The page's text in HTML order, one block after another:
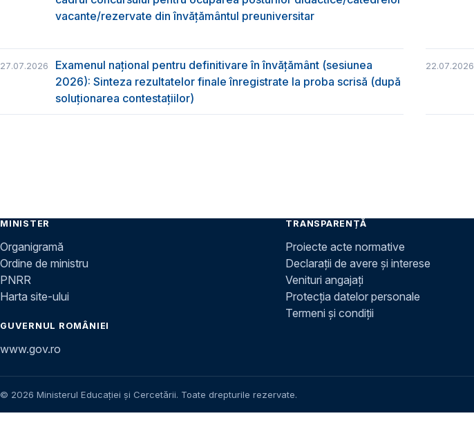
vacante/rezervate din învăţământul preuniversitar
27.07.2026
Examenul național pentru definitivare în învățământ (sesiunea
2026): Sinteza rezultatelor finale înregistrate la proba scrisă (după
soluționarea contestațiilor)
22.07.2026
MINISTER
Organigramă
Ordine de ministru
PNRR
Harta site-ului
GUVERNUL ROMÂNIEI
www.gov.ro
TRANSPARENȚĂ
Proiecte acte normative
Declarații de avere și interese
Venituri angajați
Protecția datelor personale
Termeni și condiții
© 2026 Ministerul Educației și Cercetării. Toate drepturile rezervate.